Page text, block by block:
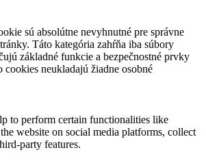
sú absolútne nevyhnutné pre správne
Táto kategória zahŕňa iba súbory
základné funkcie a bezpečnostné prvky
cookies neukladajú žiadne osobné
to perform certain functionalities like
website on social media platforms, collect
party features.